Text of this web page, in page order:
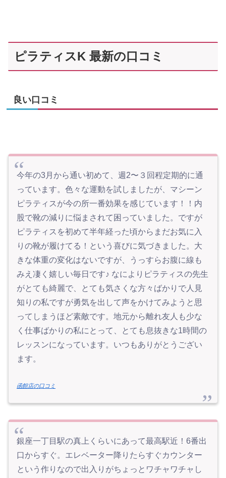
ピラティスK 最新の口コミ
良い口コミ
今年の3月から通い初めて、週2〜３回程定期的に通
っています。色々な運動を試しましたが、マシーン
ピラティスが今の所一番効果を感じています！！内
股で靴の減りに悩まされて困っていました。ですが
ピラティスを初めて半年経った頃からまだお気に入
りの靴が履けてる！という喜びに気づきました。大
きな体重の変化はないですが、うっすらお腹に線も
みえ凄く嬉しい毎日です♪ なによりピラティスの先生
がとても綺麗で、とても気さくな方々ばかりで人見
知りの私ですが勇気を出して声をかけてみようと思
ってしまうほど素敵です。地元から離れ友人も少な
く仕事ばかりの私にとって、とても息抜きな1時間の
レッスンになっています。いつもありがとうござい
ます。
函館店の口コミ
銀座一丁目駅の真上くらいにあって最高駅近！6番出
口からすぐ。エレベーター降りたらすぐカウンター
という作りなので出入りがちょっとワチャワチャし